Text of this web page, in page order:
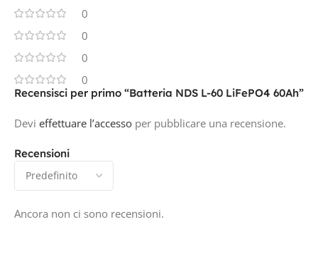
0
0
0
0
Recensioni
Ancora non ci sono recensioni.
Recensisci per primo “Batteria NDS L-60 LiFePO4 60Ah”
Devi effettuare l’accesso per pubblicare una recensione.